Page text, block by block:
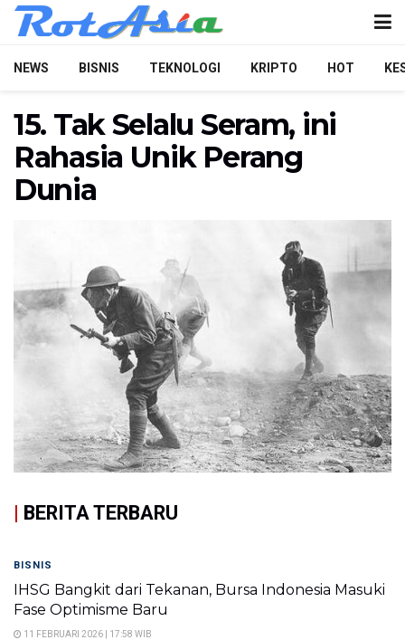
NEWS BISNIS TEKNOLOGI KRIPTO HOT
15. Tak Selalu Seram, ini
Rahasia Unik Perang
Dunia
| BERITA TERBARU
BISNIS
IHSG Bangkit dari Tekanan, Bursa Indonesia Masuki
Fase Optimisme Baru
11 FEBRUARI 2026 | 17:58 WIB